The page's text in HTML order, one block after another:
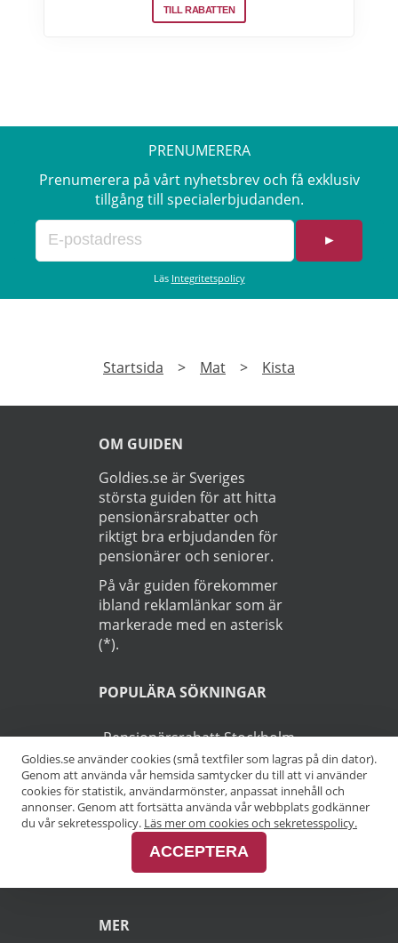
Efter att du klickat på "Till rabatten" får du en
TILL RABATTEN
PRENUMERERA
Prenumerera på vårt nyhetsbrev och få exklusiv
tillgång till specialerbjudanden.
►
Läs Integritetspolicy
Startsida > Mat > Kista
OM GUIDEN
Goldies.se är Sveriges
största guiden för att hitta
pensionärsrabatter och
riktigt bra erbjudanden för
pensionärer och seniorer.
På vår guiden förekommer
ibland reklamlänkar som är
markerade med en asterisk
(*).
POPULÄRA SÖKNINGAR
Pensionärsrabatt Stockholm
Pensionärsrabatt Göteborg
Pensionärsrabatt Malmö
Pensionärsrabatt Skåne
MER
Goldies.se använder cookies (små textfiler som lagras på din dator).
Genom att använda vår hemsida samtycker du till att vi använder
cookies för statistik, användarmönster, anpassat innehåll och
annonser. Genom att fortsätta använda vår webbplats godkänner
du vår sekretesspolicy. Läs mer om cookies och sekretesspolicy.
ACCEPTERA